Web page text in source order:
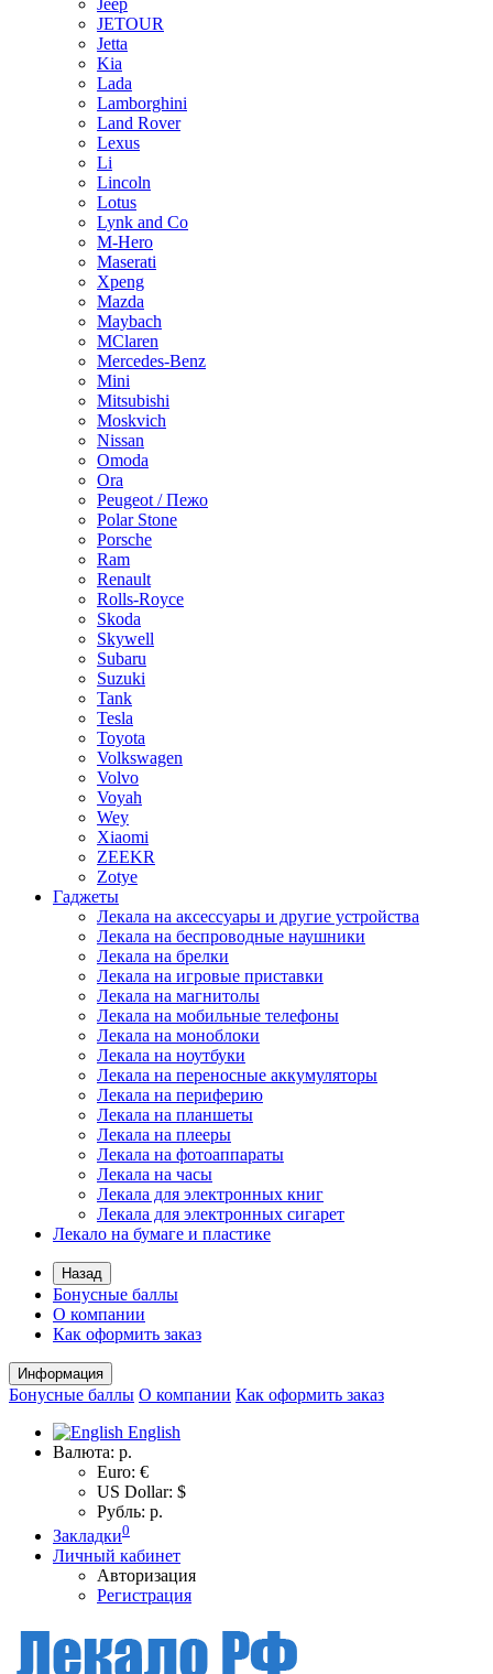
Jeep
JETOUR
Jetta
Kia
Lada
Lamborghini
Land Rover
Lexus
Li
Lincoln
Lotus
Lynk and Co
M-Hero
Maserati
Xpeng
Mazda
Maybach
MClaren
Mercedes-Benz
Mini
Mitsubishi
Moskvich
Nissan
Omoda
Ora
Peugeot / Пежо
Polar Stone
Porsche
Ram
Renault
Rolls-Royce
Skoda
Skywell
Subaru
Suzuki
Tank
Tesla
Toyota
Volkswagen
Volvo
Voyah
Wey
Xiaomi
ZEEKR
Zotye
Гаджеты
Лекала на аксессуары и другие устройства
Лекала на беспроводные наушники
Лекала на брелки
Лекала на игровые приставки
Лекала на магнитолы
Лекала на мобильные телефоны
Лекала на моноблоки
Лекала на ноутбуки
Лекала на переносные аккумуляторы
Лекала на периферию
Лекала на планшеты
Лекала на плееры
Лекала на фотоаппараты
Лекала на часы
Лекала для электронных книг
Лекала для электронных сигарет
Лекало на бумаге и пластике
Назад
Бонусные баллы
О компании
Как оформить заказ
Информация
Бонусные баллы О компании Как оформить заказ
English
Валюта: р.
Euro: €
US Dollar: $
Рубль: р.
Закладки0
Личный кабинет
Авторизация
Регистрация